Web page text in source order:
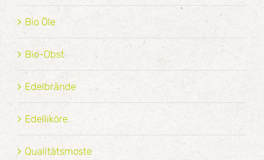
Bio Öle
Bio-Obst
Edelbrände
Edelliköre
Qualitätsmoste